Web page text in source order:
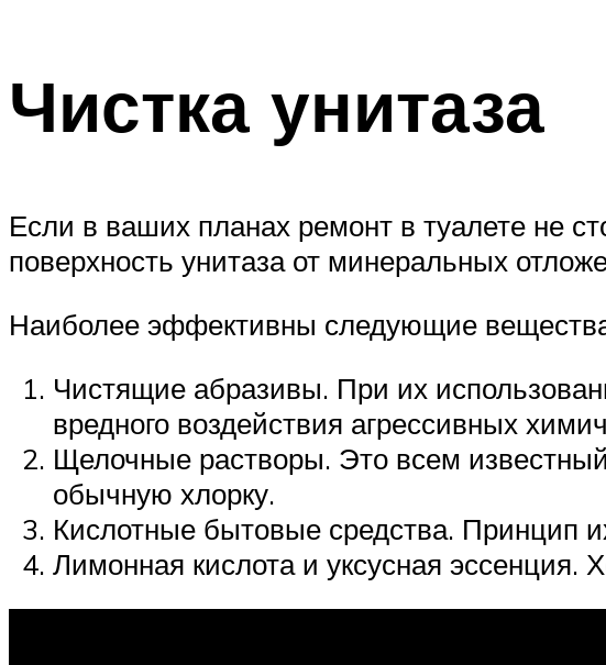
Чистка унитаза
Если в ваших планах ремонт в туалете не
поверхность унитаза от минеральных
Наиболее эффективны следующие
Чистящие абразивы. При их
вредного воздействия агрессивных
Щелочные растворы. Это всем
обычную хлорку.
Кислотные бытовые средства. Принцип
Лимонная кислота и уксусная эссенция.